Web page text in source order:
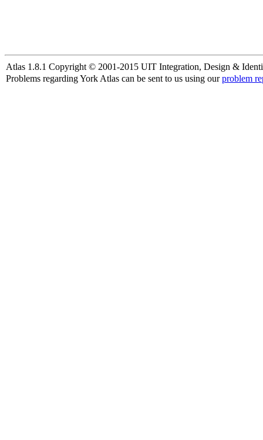
Atlas 1.8.1 Copyright © 2001-2015 UIT Integration, Design &
Problems regarding York Atlas can be sent to us using ourproblem